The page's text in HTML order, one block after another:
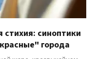
стихия: синоптики
города